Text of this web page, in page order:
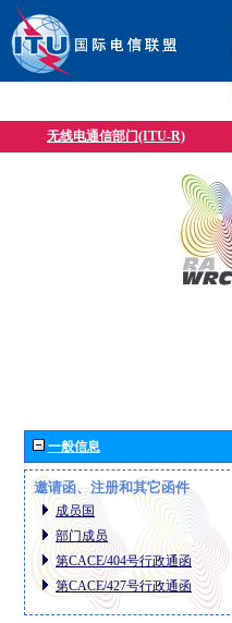
无线电通信部门(ITU-R)
一般信息
邀请函、注册和其它函件
成员国
部门成员
第CACE/404号行政通函
第CACE/427号行政通函